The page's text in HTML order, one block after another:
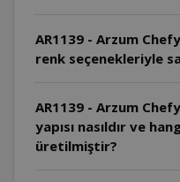
AR1139 - Arzum
renk seçenekleriyle
AR1139 - Arzum
yapısı nasıldır ve
üretilmiştir?